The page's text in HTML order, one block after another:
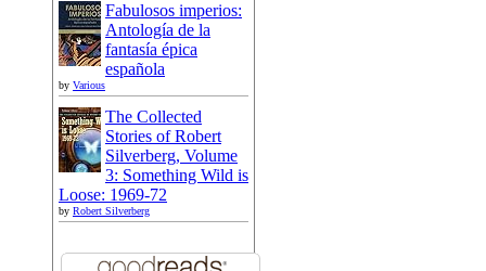
Fabulosos imperios:
Antología de la
fantasía épica
española
by Various
The Collected
Stories of Robert
Silverberg, Volume
3: Something Wild is
Loose: 1969-72
by Robert Silverberg